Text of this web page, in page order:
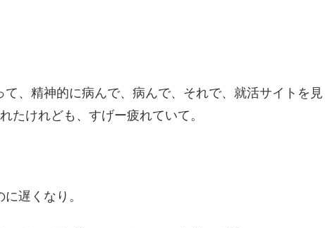
、精神的に病んで、病んで、それで、就活サイトを見
たけれども、すげー疲れていて。
遅くなり。